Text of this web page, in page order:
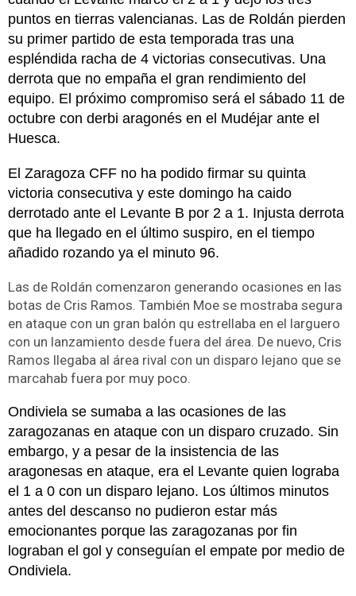
puntos en tierras valencianas. Las de Roldán pierden
su primer partido de esta temporada tras una
espléndida racha de 4 victorias consecutivas. Una
derrota que no empaña el gran rendimiento del
equipo. El próximo compromiso será el sábado 11 de
octubre con derbi aragonés en el Mudéjar ante el
Huesca.
El Zaragoza CFF no ha podido firmar su quinta
victoria consecutiva y este domingo ha caido
derrotado ante el Levante B por 2 a 1. Injusta derrota
que ha llegado en el último suspiro, en el tiempo
añadido rozando ya el minuto 96.
Las de Roldán comenzaron generando ocasiones en las
botas de Cris Ramos. También Moe se mostraba segura
en ataque con un gran balón qu estrellaba en el larguero
con un lanzamiento desde fuera del área. De nuevo, Cris
Ramos llegaba al área rival con un disparo lejano que se
marcahab fuera por muy poco.
Ondiviela se sumaba a las ocasiones de las
zaragozanas en ataque con un disparo cruzado. Sin
embargo, y a pesar de la insistencia de las
aragonesas en ataque, era el Levante quien lograba
el 1 a 0 con un disparo lejano. Los últimos minutos
antes del descanso no pudieron estar más
emocionantes porque las zaragozanas por fin
lograban el gol y conseguían el empate por medio de
Ondiviela.